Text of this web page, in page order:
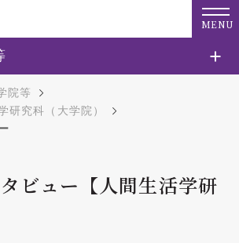
MENU
院等
研究科（大学院）
ビュー【人間生活学研